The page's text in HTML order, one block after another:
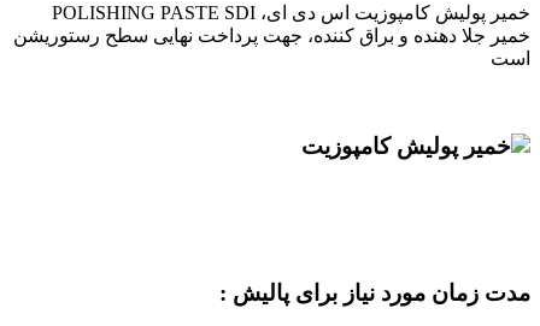
خمیر پولیش کامپوزیت اس دی ای، POLISHING PASTE SDI
خمیر جلا دهنده و براق کننده، جهت پرداخت نهایی سطح رستوریشن
است
مدت زمان مورد نیاز برای پالیش :